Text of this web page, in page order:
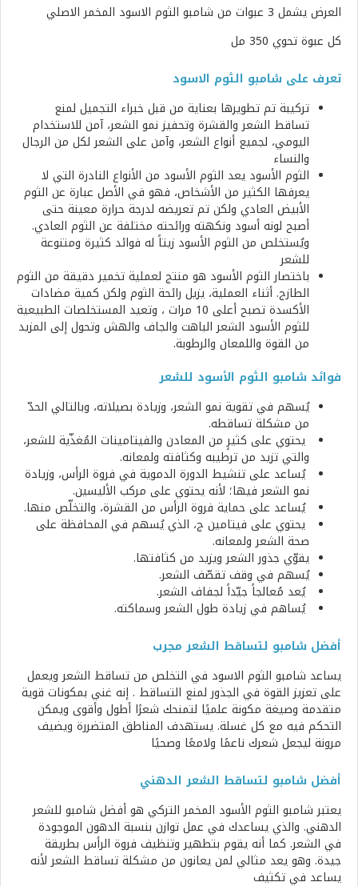
العرض يشمل 3 عبوات من شامبو الثوم الاسود المخمر الاصلي
كل عبوة تحوي 350 مل
تعرف على شامبو الثوم الاسود
تركيبة تم تطويرها بعناية من قبل خبراء التجميل لمنع
تساقط الشعر والقشرة وتحفيز نمو الشعر، آمن للاستخدام
اليومي، لجميع أنواع الشعر، وآمن على الشعر لكل من الرجال
والنساء
الثوم الأسود يعد الثوم الأسود من الأنواع النادرة التي لا
يعرفها الكثير من الأشخاص، فهو في الأصل عبارة عن الثوم
الأبيض العادي ولكن تم تعريضه لدرجة حرارة معينة حتى
أصبح لونه أسود ونكهته ورائحته مختلفة عن الثوم العادي.
ويُستخلص من الثوم الأسود زيتاً له فوائد كثيرة ومتنوعة
للشعر
باختصار الثوم الأسود هو منتج لعملية تخمير دقيقة من الثوم
الطازج. أثناء العملية، يزيل رائحة الثوم ولكن كمية مضادات
الأكسدة تصبح أعلى 10 مرات ، وتعيد المستخلصات الطبيعية
للثوم الأسود الشعر الباهت والجاف والهش وتحول إلى المزيد
من القوة واللمعان والرطوبة.
فوائد شامبو الثوم الأسود للشعر
يُسهم في تقوية نمو الشعر، وزيادة بصيلاته، وبالتالي الحدّ
من مشكلة تساقطه.
يحتوي على كثيرٍ من المعادن والفيتامينات المُغذّية للشعر،
والتي تزيد من ترطيبه وكثافته ولمعانه.
يُساعد على تنشيط الدورة الدموية في فروة الرأس، وزيادة
نمو الشعر فيها؛ لأنه يحتوي على مركب الأليسين.
يُساعد على حماية فروة الرأس من القشرة، والتخلّص منها.
يحتوي على فيتامين ج، الذي يُسهم في المحافظة على
صحة الشعر ولمعانه.
يقوّي جذور الشعر ويزيد من كثافتها.
يُسهم في وقف تقصّف الشعر.
يُعد مُعالجاً جيّداً لجفاف الشعر.
يُساهم في زيادة طول الشعر وسماكته.
أفضل شامبو لتساقط الشعر مجرب
يساعد شامبو الثوم الاسود في التخلص من تساقط الشعر ويعمل
على تعزيز القوة في الجذور لمنع التساقط . إنه غني بمكونات قوية
متقدمة وصيغة مكونة علميًا لتمنحك شعرًا أطول وأقوى ويمكن
التحكم فيه مع كل غسلة. يستهدف المناطق المتضررة ويضيف
مرونة ليجعل شعرك ناعمًا ولامعًا وصحيًا
أفضل شامبو لتساقط الشعر الدهني
يعتبر شامبو الثوم الأسود المخمر التركي هو أفضل شامبو للشعر
الدهني. والذي يساعدك في عمل توازن بنسبة الدهون الموجودة
في الشعر. كما أنه يقوم بتطهير وتنظيف فروة الرأس بطريقة
جيدة. وهو يعد مثالي لمن يعانون من مشكلة تساقط الشعر لأنه
يساعد في تكثيف